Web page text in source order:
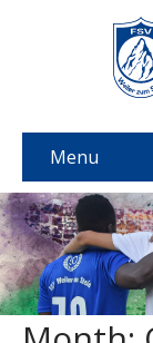
Menu